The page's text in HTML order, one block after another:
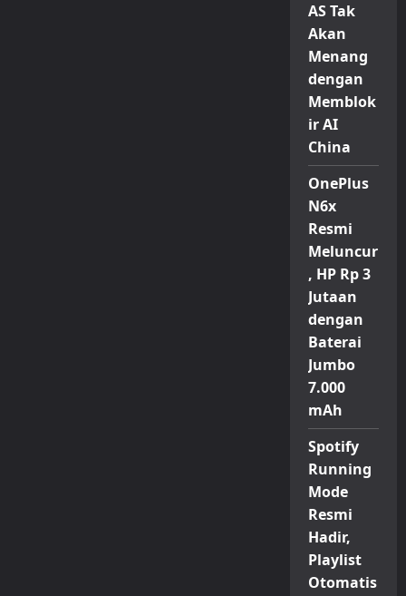
AS Tak
Akan
Menang
dengan
Memblok
ir AI
China
OnePlus
N6x
Resmi
Meluncur
, HP Rp 3
Jutaan
dengan
Baterai
Jumbo
7.000
mAh
Spotify
Running
Mode
Resmi
Hadir,
Playlist
Otomatis